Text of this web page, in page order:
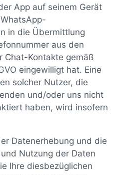
App auf seinem Gerät
in die Übermittlung
aus den
Chat-Kontakte gemäß
eingewilligt hat. Eine
solcher Nutzer, die
und/oder uns nicht
haben, wird insofern
Datenerhebung und die
Nutzung der Daten
Ihre diesbezüglichen